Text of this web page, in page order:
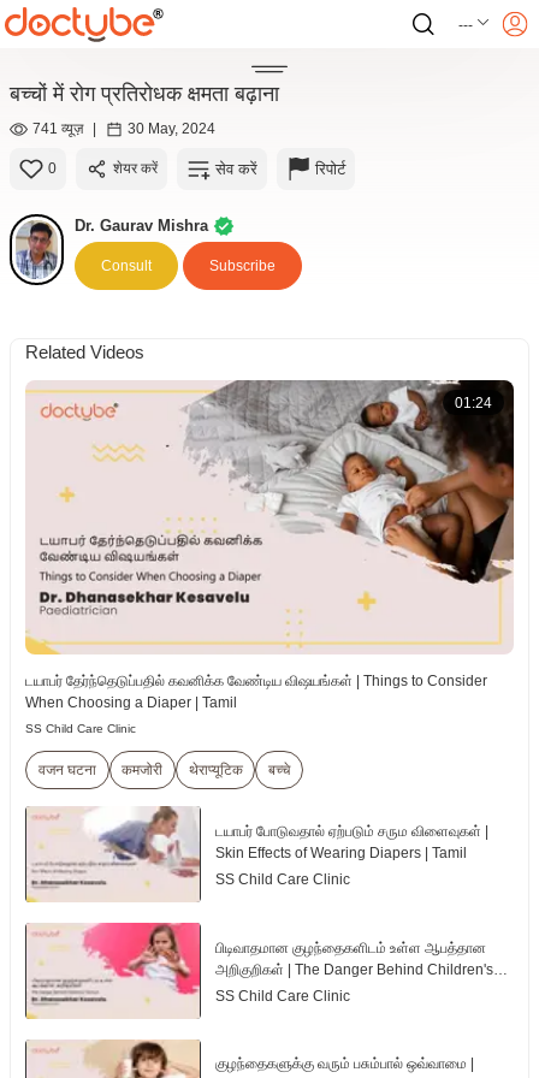
---
बच्चों में रोग प्रतिरोधक क्षमता बढ़ाना
741 व्यूज़ | 30 May, 2024
0 शेयर करें सेव करें रिपोर्ट
Dr. Gaurav Mishra
Consult Subscribe
Related Videos
01:24
டயாபர் தேர்ந்தெடுப்பதில் கவனிக்க வேண்டிய விஷயங்கள் | Things to Consider
When Choosing a Diaper | Tamil
SS Child Care Clinic
वजन घटना कमजोरी थेराप्यूटिक बच्चे
டயாபர் போடுவதால் ஏற்படும் சரும விளைவுகள் |
Skin Effects of Wearing Diapers | Tamil
SS Child Care Clinic
பிடிவாதமான குழந்தைகளிடம் உள்ள ஆபத்தான
அறிகுறிகள் | The Danger Behind Children's
Tantrum | Tamil
SS Child Care Clinic
குழந்தைகளுக்கு வரும் பசும்பால் ஒவ்வாமை |